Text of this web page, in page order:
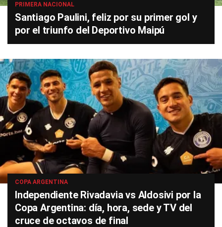
PRIMERA NACIONAL
Santiago Paulini, feliz por su primer gol y
por el triunfo del Deportivo Maipú
COPA ARGENTINA
Independiente Rivadavia vs Aldosivi por la
Copa Argentina: día, hora, sede y TV del
cruce de octavos de final